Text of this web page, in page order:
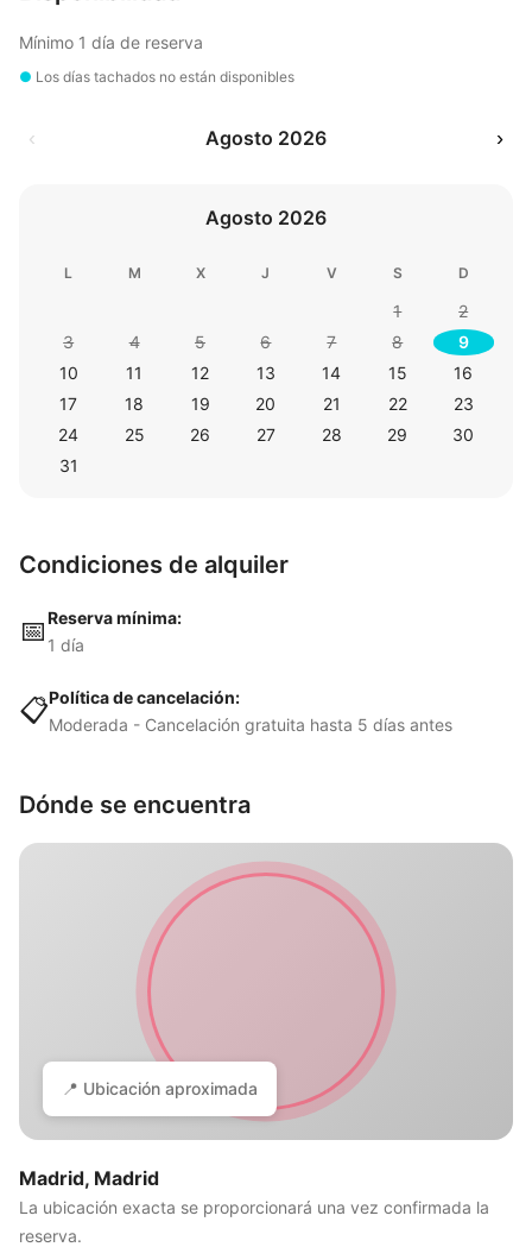
Mínimo 1 día de reserva
● Los días tachados no están disponibles
‹ Agosto 2026 ›
Agosto 2026
L M X J V S D
1
2
3
4 5 6 7 8
9
10
11 12 13 14 15
16
17
18 19 20 21 22
23
24
25 26 27 28 29
30
31
Condiciones de alquiler
📅Reserva mínima:
1 día
📋Política de cancelación:
Moderada - Cancelación gratuita hasta 5 días antes
Dónde se encuentra
📍 Ubicación aproximada
Madrid, Madrid
La ubicación exacta se proporcionará una vez confirmada la
reserva.